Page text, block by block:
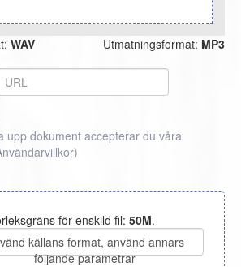
WAV Utmatningsformat: MP3
upp dokument accepterar du våra
)
för enskild fil: 50M.
källans format, använd annars
följande parametrar